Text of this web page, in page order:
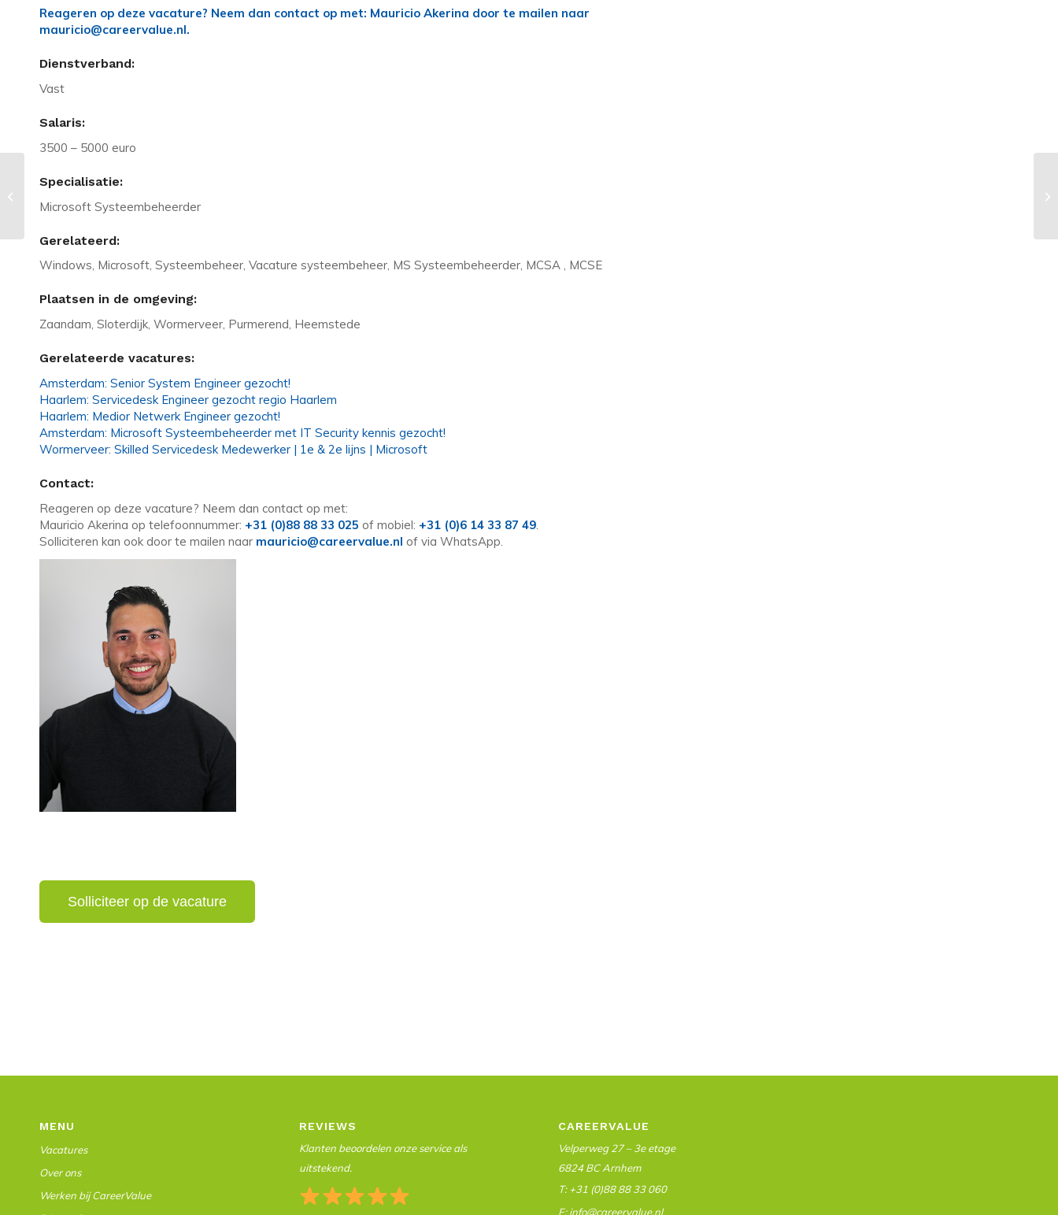
Reageren op deze vacature? Neem dan contact op met: Mauricio Akerina door te mailen naar
mauricio@careervalue.nl.
Dienstverband:
Vast
Salaris:
3500 – 5000 euro
Specialisatie:
Microsoft Systeembeheerder
Gerelateerd:
Windows, Microsoft, Systeembeheer, Vacature systeembeheer, MS Systeembeheerder, MCSA , MCSE
Plaatsen in de omgeving:
Zaandam, Sloterdijk, Wormerveer, Purmerend, Heemstede
Gerelateerde vacatures:
Amsterdam: Senior System Engineer gezocht!
Haarlem: Servicedesk Engineer gezocht regio Haarlem
Haarlem: Medior Netwerk Engineer gezocht!
Amsterdam: Microsoft Systeembeheerder met IT Security kennis gezocht!
Wormerveer: Skilled Servicedesk Medewerker | 1e & 2e lijns | Microsoft
Contact:
Reageren op deze vacature? Neem dan contact op met:
Mauricio Akerina op telefoonnummer: +31 (0)88 88 33 025 of mobiel: +31 (0)6 14 33 87 49
Solliciteren kan ook door te mailen naar mauricio@careervalue.nl of via WhatsApp.
MENU
Vacatures
Over ons
Werken bij CareerValue
REVIEWS
Klanten beoordelen onze service als
uitstekend.
CAREERVALUE
Velperweg 27 – 3e etage
6824 BC Arnhem
T: +31 (0)88 88 33 060
E: info@careervalue.nl
Vacature in Amsterdam:
Hybride | CCNA